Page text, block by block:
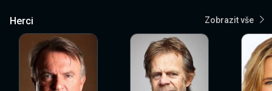
Herci Zobrazit vše